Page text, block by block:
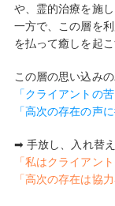
や、霊的治療を施し
一方で、この層を
を払って癒しを起
この層の思い込みの
「クライアントの
「高次の存在の声
➡ 手放し、入れ替
「私はクライアン
「高次の存在は協